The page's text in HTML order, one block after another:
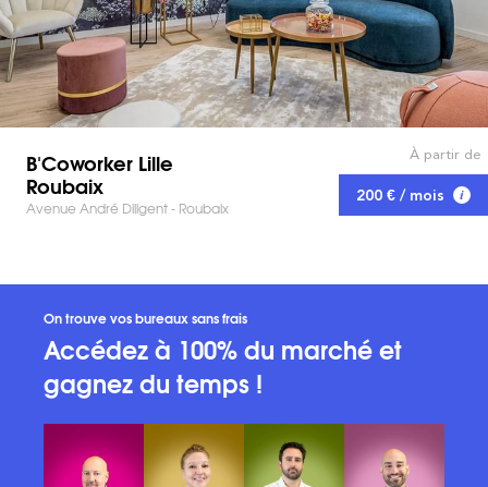
B'Coworker Lille
Roubaix
Avenue André Diligent - Roubaix
À partir de
200 € / mois
On trouve vos bureaux sans frais
Accédez à 100% du marché et
gagnez du temps !